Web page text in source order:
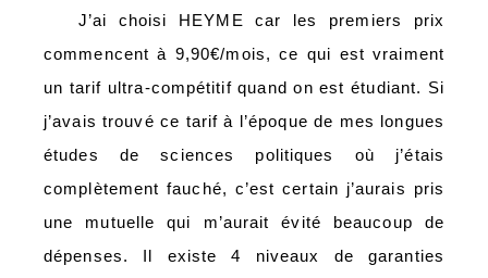
J’ai choisi HEYME car les premiers prix
commencent à 9,90€/mois, ce qui est vraiment
un tarif ultra-compétitif quand on est étudiant. Si
j’avais trouvé ce tarif à l’époque de mes longues
études de sciences politiques où j’étais
complètement fauché, c’est certain j’aurais pris
une mutuelle qui m’aurait évité beaucoup de
dépenses. Il existe 4 niveaux de garanties